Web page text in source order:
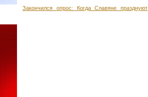
Закончился опрос: Когда Славяне празднуют